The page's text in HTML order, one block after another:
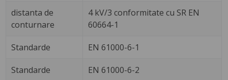
distanta de
conturnare
4 kV/3 conformitate cu SR EN
60664-1
Standarde EN 61000-6-1
Standarde EN 61000-6-2